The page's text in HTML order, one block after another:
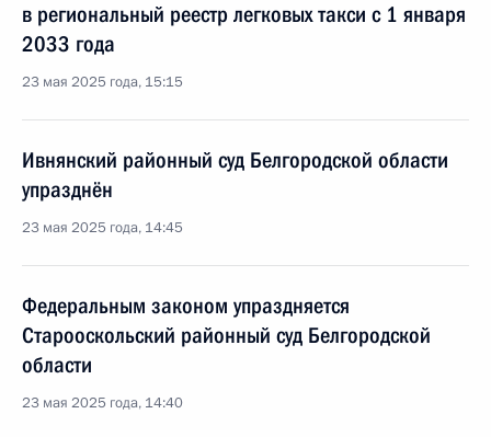
в региональный реестр легковых такси с 1 января
2033 года
23 мая 2025 года, 15:15
Ивнянский районный суд Белгородской области
упразднён
23 мая 2025 года, 14:45
Федеральным законом упраздняется
Старооскольский районный суд Белгородской
области
23 мая 2025 года, 14:40